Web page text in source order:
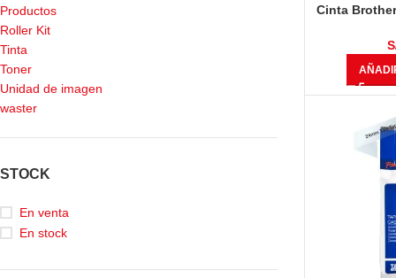
Productos
Roller Kit
Tinta
Toner
Unidad de imagen
waster
STOCK
En venta
En stock
Cinta